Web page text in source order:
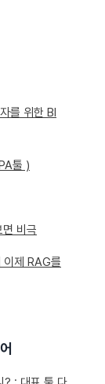
를 위한 BI
툴 )
비극
제 RAG를